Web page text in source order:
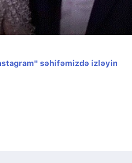
səhifəmizdə izləyin